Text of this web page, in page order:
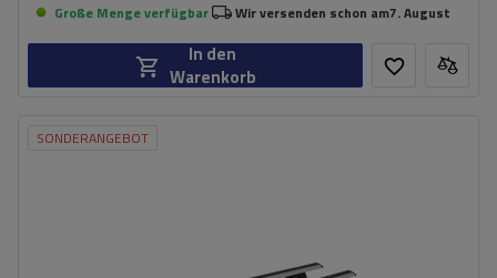
Große Menge verfügbar
Wir versenden schon am7. August
In den
Warenkorb
SONDERANGEBOT